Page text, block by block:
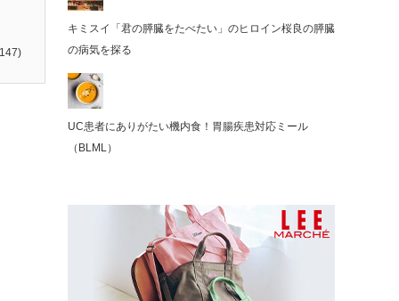
キミスイ「君の膵臓をたべたい」のヒロイン桜良の膵臓
の病気を探る
UC患者にありがたい機内食！胃腸疾患対応ミール
（BLML）